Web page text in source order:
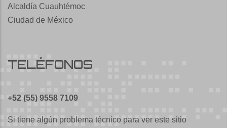
Alcaldía Cuauhtémoc
Ciudad de México
TELÉFONOS
+52 (55) 9558 7109
Si tiene algún problema técnico para ver este sitio